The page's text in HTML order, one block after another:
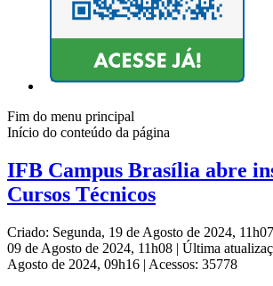
Fim do menu principal
Início do conteúdo da página
IFB Campus Brasília abre
Cursos Técnicos
Criado: Segunda, 19 de Agosto de 2024, 11h07
09 de Agosto de 2024, 11h08 | Última
Agosto de 2024, 09h16 | Acessos: 35778